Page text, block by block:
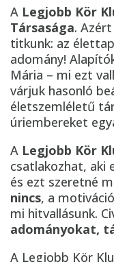
A Legjobb Kör
Társasága.
titkunk: az
adomány!
Mária – mi ezt
várjuk hasonló
életszemléletű
úriembereket
A Legjobb Kör
csatlakozhat, aki
és ezt szeretné
nincs, a
mi hitvallásunk.
adományokat,
A Legjobb Kör